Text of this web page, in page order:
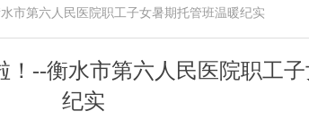
！--衡水市第六人民医院职工
纪实
市第六人民医院职工子女暑期托管班温暖纪实